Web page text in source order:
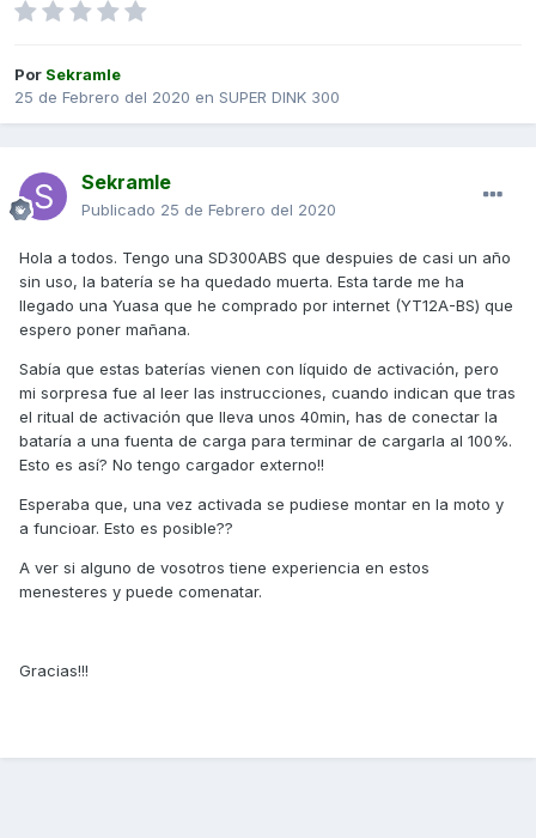
Por Sekramle
25 de Febrero del 2020 en SUPER DINK 300
Sekramle
Publicado 25 de Febrero del 2020
Hola a todos. Tengo una SD300ABS que despuies de casi un año
sin uso, la batería se ha quedado muerta. Esta tarde me ha
llegado una Yuasa que he comprado por internet (YT12A-BS) que
espero poner mañana.
Sabía que estas baterías vienen con líquido de activación, pero
mi sorpresa fue al leer las instrucciones, cuando indican que tras
el ritual de activación que lleva unos 40min, has de conectar la
bataría a una fuenta de carga para terminar de cargarla al 100%.
Esto es así? No tengo cargador externo!!
Esperaba que, una vez activada se pudiese montar en la moto y
a funcioar. Esto es posible??
A ver si alguno de vosotros tiene experiencia en estos
menesteres y puede comenatar.
Gracias!!!